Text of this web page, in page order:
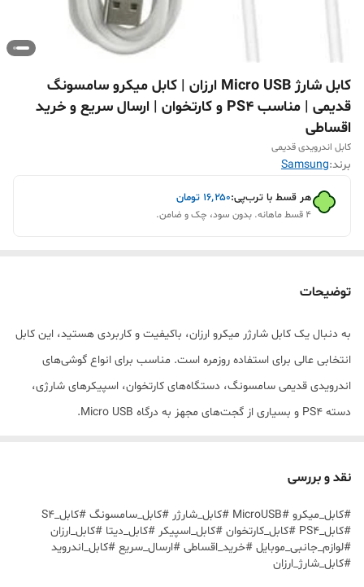
کابل شارژ Micro USB ارزان | کابل میکرو سامسونگ
قدیمی | مناسب PS4 و کارتخوان | ارسال سریع و خرید
اقساطی
کابل اندرویدی قدیمی
برند:Samsung
هر قسط با ترب‌پی:۱۶٬۲۵۰ تومان
۴ قسط ماهانه. بدون سود، چک و ضامن.
توضیحات
به دنبال یک کابل شارژر میکرو ارزان، باکیفیت و کاربردی هستید، این کابل
انتخابی عالی برای استفاده روزمره است. مناسب برای انواع گوشی‌های
اندرویدی قدیمی سامسونگ، دستگاه‌های کارتخوان، اسپیکرهای شارژی،
دسته PS4 و بسیاری از گجت‌های مجهز به درگاه Micro USB.
✅ مناسب دستگاه‌های کارتخوان سیار
✅ قابل استفاده برای اسپیکرهای بلوتوثی
✅ مناسب انواع چراغ شارژی، پاوربانک، گجت و تجهیزات الکترونیکی
نقد و بررسی
#کابل_میکرو #MicroUSB #کابل_شارژر #کابل_سامسونگ #کابل_S4
#کابل_PS4 #کابل_کارتخوان #کابل_اسپیکر #کابل_دیتا #کابل_ارزان
#لوازم_جانبی_موبایل #خرید_اقساطی #ارسال_سریع #کابل_اندروید
#کابل_شارژ_ارزان